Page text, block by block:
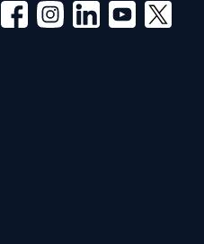
Winglet on Facebook
Winglet on Instagram
Winglet on LinkedIn
Winglet on
Winglet